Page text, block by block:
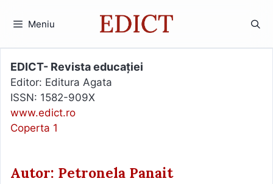
Meniu
EDICT- Revista educației
Editor: Editura Agata
ISSN: 1582-909X
www.edict.ro
Coperta 1
Autor: Petronela Panait